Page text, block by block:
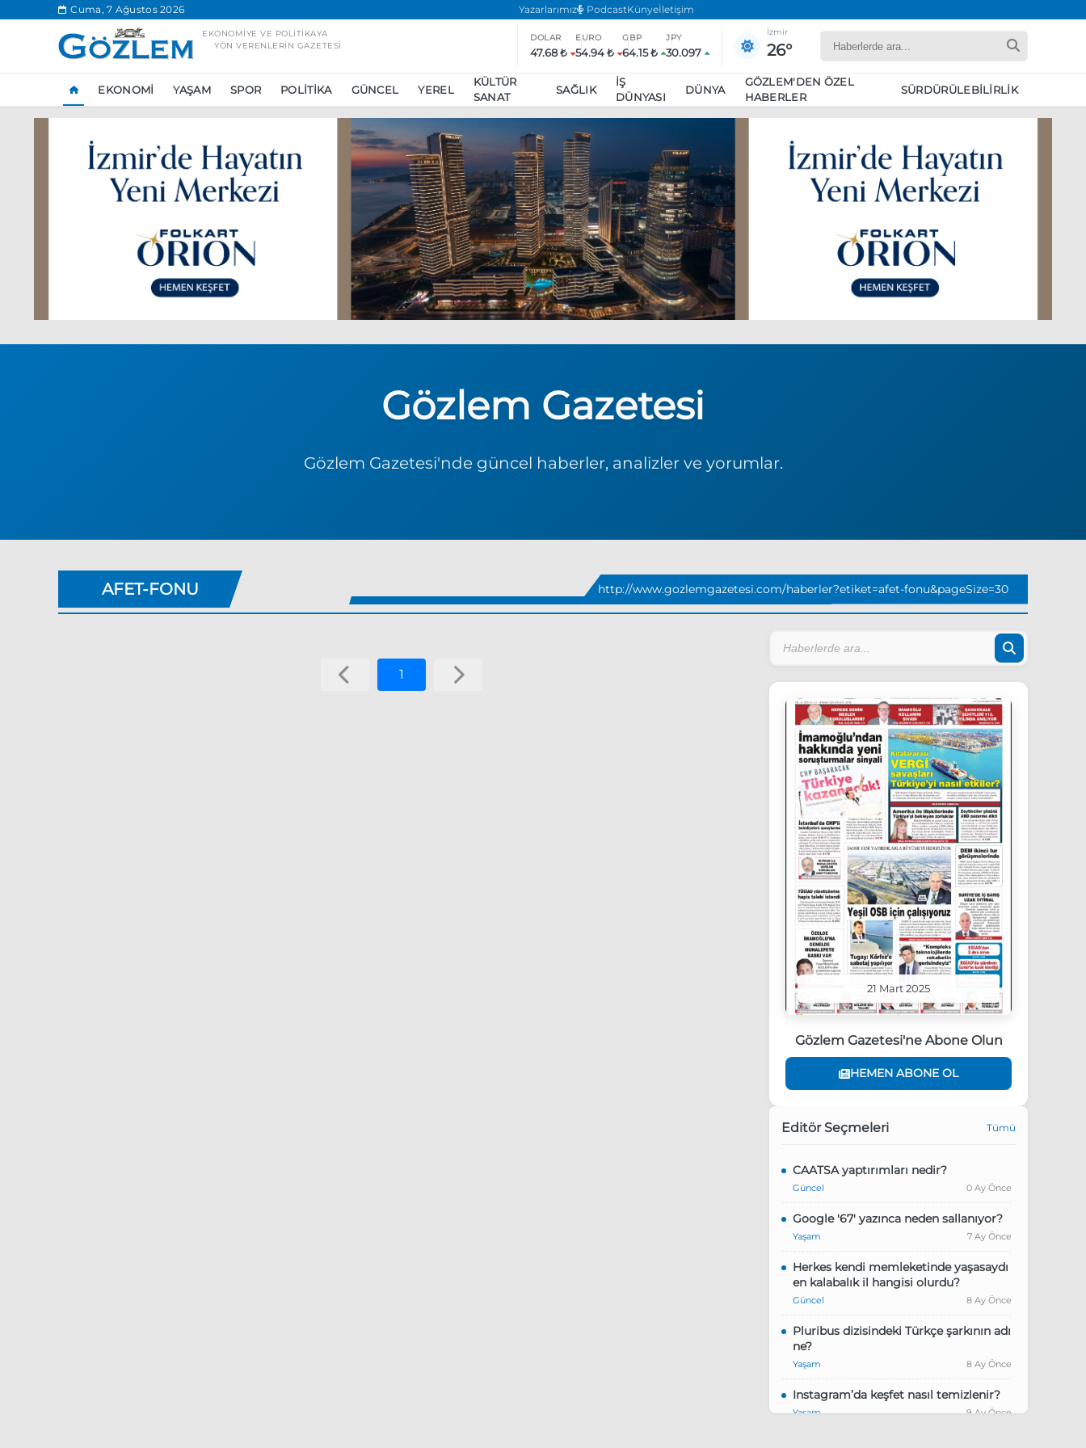
Cuma, 7 Ağustos 2026 Yazarlarımız PodcastKünyeİletişim
EKONOMIYE VE POLITIKAYA
YÖN VERENLERIN GAZETESI
DOLAR
47.68 ₺
EURO
54.94 ₺
GBP
64.15 ₺
JPY
30.097
İzmir
26°
EKONOMI YAŞAM SPOR POLITIKA GÜNCEL YEREL
KÜLTÜR
SANAT
SAĞLIK
İŞ
DÜNYASI
DÜNYA
GÖZLEM'DEN ÖZEL
HABERLER
SÜRDÜRÜLEBILIRLIK
Ankara’da eylem yasağı uzatıldı
Özgür Özel, Ekrem İmamoğlu’nu ziyaret edecek
Ünlü çift bir etkinliğe daha katılmama kararı aldı
Boykot
Gözlem Gazetesi
Gözlem Gazetesi'nde güncel haberler, analizler ve yorumlar.
AFET-FONU http://www.gozlemgazetesi.com/haberler?etiket=afet-fonu&pageSize=30
1
21 Mart 2025
Gözlem Gazetesi'ne Abone Olun
HEMEN ABONE OL
Editör Seçmeleri Tümü
CAATSA yaptırımları nedir?
Güncel 0 Ay Önce
Google '67' yazınca neden sallanıyor?
Yaşam 7 Ay Önce
Herkes kendi memleketinde yaşasaydı
en kalabalık il hangisi olurdu?
Güncel 8 Ay Önce
Pluribus dizisindeki Türkçe şarkının adı
ne?
Yaşam 8 Ay Önce
Instagram’da keşfet nasıl temizlenir?
Yaşam 9 Ay Önce